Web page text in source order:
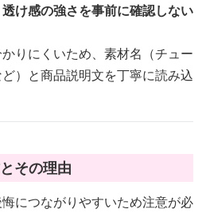
透け感の強さを事前に確認しない
りにくいため、素材名（チュー
）と商品説明文を丁寧に読み込
その理由
につながりやすいため注意が必